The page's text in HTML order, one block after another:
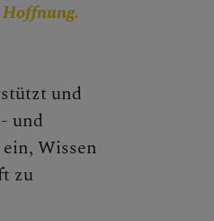
und
und
Wissen
zu